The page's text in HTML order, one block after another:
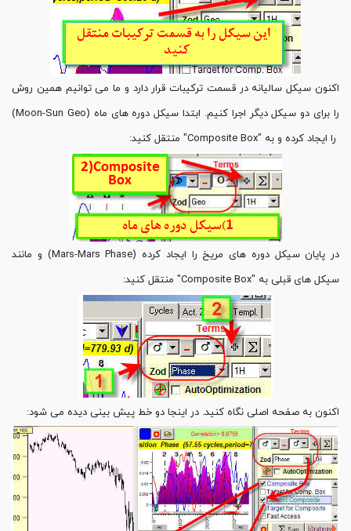
اکنون سیکل سالیانه در قسمت ترکیبات قرار دارد و ما می توانیم همین روش
را برای دو سیکل دیگر اجرا کنیم. ابتدا سیکل دوره های ماه (Moon-Sun Geo)
را ایجاد کرده و به "Composite Box" منتقل کنید:
در پایان سیکل دوره های مریخ را ایجاد کرده (Mars-Mars Phase) و مانند
سیکل های قبلی به "Composite Box" منتقل کنید:
اکنون به صفحه اصلی نگاه کنید. در اینجا دو خط پیش بینی دیده می شود: